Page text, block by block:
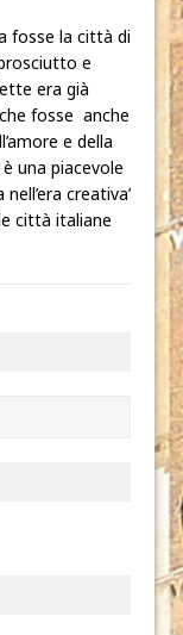
fosse la città di
e
era già
fosse anche
e della
una piacevole
creativa’
città italiane